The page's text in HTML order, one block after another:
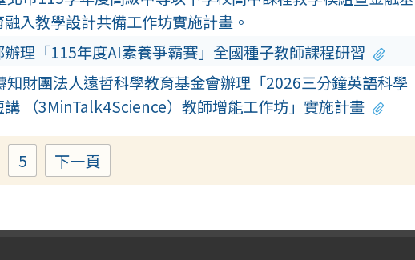
入教學設計共備工作坊實施計畫。
辦理「115年度AI素養爭霸賽」全國種子教師課程研習
知財團法人遠哲科學教育基金會辦理「2026三分鐘英語科學
講 （3MinTalk4Science）教師增能工作坊」實施計畫
Page Page
5 下一頁